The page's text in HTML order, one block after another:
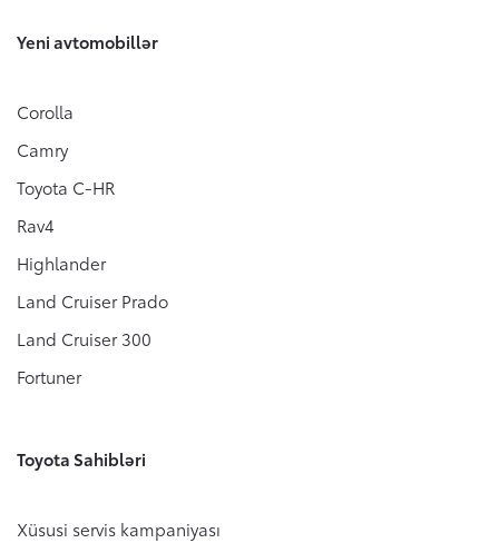
Yeni avtomobillər
Corolla
Camry
Toyota C-HR
Rav4
Highlander
Land Cruiser Prado
Land Cruiser 300
Fortuner
Toyota Sahibləri
Xüsusi servis kampaniyası